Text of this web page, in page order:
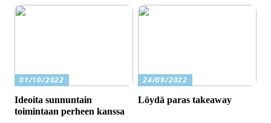
01/10/2022
Ideoita sunnuntain
toimintaan perheen kanssa
24/09/2022
Löydä paras takeaway